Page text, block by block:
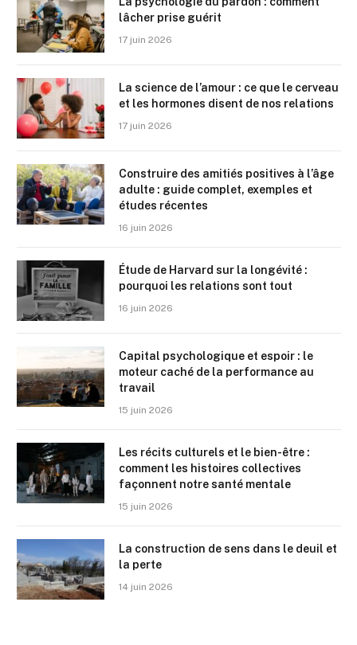
lâcher prise guérit
17 juin 2026
La science de l’amour : ce que le cerveau
et les hormones disent de nos relations
17 juin 2026
Construire des amitiés positives à l’âge
adulte : guide complet, exemples et
études récentes
16 juin 2026
Étude de Harvard sur la longévité :
pourquoi les relations sont tout
16 juin 2026
Capital psychologique et espoir : le
moteur caché de la performance au
travail
15 juin 2026
Les récits culturels et le bien-être :
comment les histoires collectives
façonnent notre santé mentale
15 juin 2026
La construction de sens dans le deuil et
la perte
14 juin 2026